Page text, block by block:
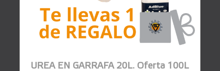
UREA EN GARRAFA 20L. Oferta 100L